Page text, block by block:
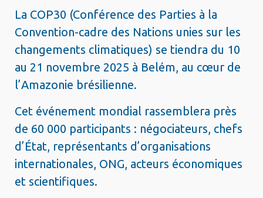
La COP30 (Conférence des Parties à la
Convention-cadre des Nations unies sur les
changements climatiques) se tiendra du 10
au 21 novembre 2025 à Belém, au cœur de
l’Amazonie brésilienne.
Cet événement mondial rassemblera près
de 60 000 participants : négociateurs, chefs
d’État, représentants d’organisations
internationales, ONG, acteurs économiques
et scientifiques.